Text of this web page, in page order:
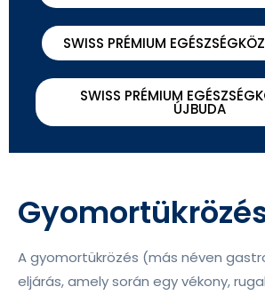
SWISS PRÉMIUM
SWISS PRÉMIUM
ÚJBUDA
A gyomortükrözés (más néven
eljárás, amely során egy vékony,